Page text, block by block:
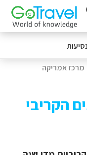
מרכז אמריקה
הקריבי